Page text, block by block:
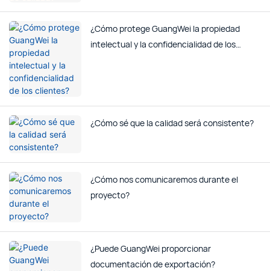
¿Cómo protege GuangWei la propiedad
intelectual y la confidencialidad de los
¿Cómo sé que la calidad será consistente?
¿Cómo nos comunicaremos durante el
proyecto?
¿Puede GuangWei proporcionar
documentación de exportación?